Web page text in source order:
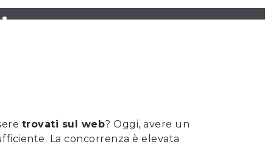
trovati sul web? Oggi, avere un
La concorrenza è elevata